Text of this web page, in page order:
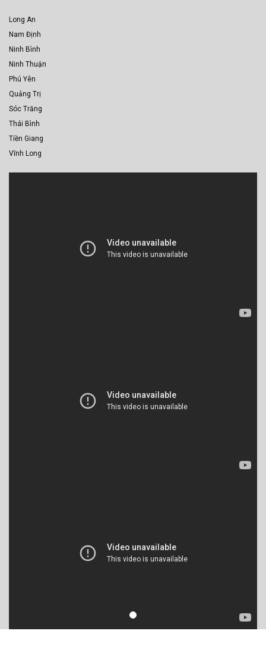
Long An
Nam Định
Ninh Bình
Ninh Thuận
Phú Yên
Quảng Trị
Sóc Trăng
Thái Bình
Tiền Giang
Vĩnh Long